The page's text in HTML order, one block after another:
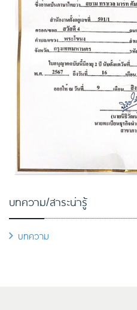
บทความ/สาระน่ารู้
บทความ